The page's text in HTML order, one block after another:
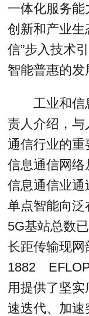
一体化服务能
创新和产业生
信”步入技术
智能普惠的发
工业和信
责人介绍，与
通信行业的
信息通信网络
信息通信业通
单点智能向泛
5G基站总数
长距传输现
1882
用提供了坚
速迭代、加